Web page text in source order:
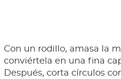
Con un rodillo, amasa la
conviértela en una fina
Después, corta círculos